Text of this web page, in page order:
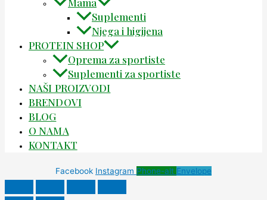
Suplementi
Njega i higijena
PROTEIN SHOP
Oprema za sportiste
Suplementi za sportiste
NAŠI PROIZVODI
BRENDOVI
BLOG
O NAMA
KONTAKT
Facebook Instagram Phone-alt Envelope